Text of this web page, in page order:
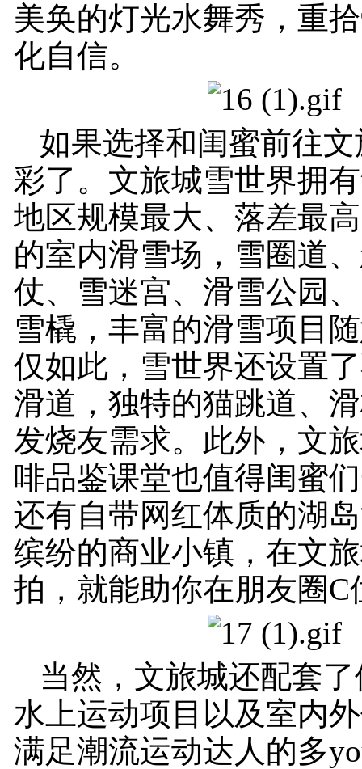
美奂的灯光水舞秀，重
化自信。
如果选择和闺蜜前往
彩了。文旅城雪世界拥
地区规模最大、落差最
的室内滑雪场，雪圈道
仗、雪迷宫、滑雪公园
雪橇，丰富的滑雪项目
仅如此，雪世界还设置
滑道，独特的猫跳道、
发烧友需求。此外，文
啡品鉴课堂也值得闺蜜
还有自带网红体质的湖
缤纷的商业小镇，在文
拍，就能助你在朋友圈C
当然，文旅城还配套
水上运动项目以及室内
满足潮流运动达人的多